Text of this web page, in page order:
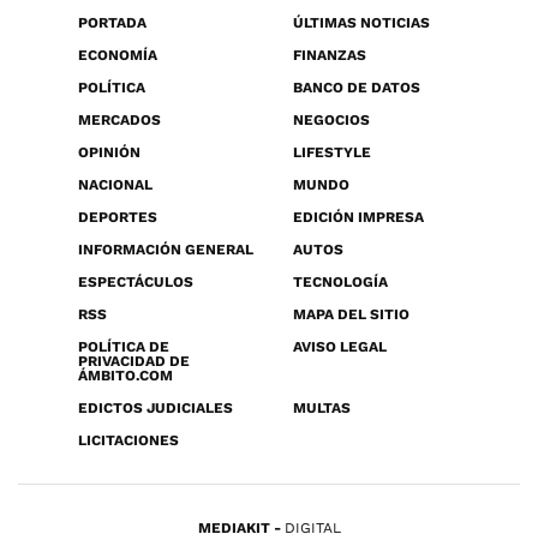
PORTADA
ÚLTIMAS NOTICIAS
ECONOMÍA
FINANZAS
POLÍTICA
BANCO DE DATOS
MERCADOS
NEGOCIOS
OPINIÓN
LIFESTYLE
NACIONAL
MUNDO
DEPORTES
EDICIÓN IMPRESA
INFORMACIÓN GENERAL
AUTOS
ESPECTÁCULOS
TECNOLOGÍA
RSS
MAPA DEL SITIO
POLÍTICA DE
PRIVACIDAD DE
ÁMBITO.COM
AVISO LEGAL
EDICTOS JUDICIALES
MULTAS
LICITACIONES
MEDIAKIT DIGITAL